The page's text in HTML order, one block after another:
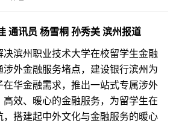
通讯员 杨雪桐 孙秀美 滨州报道
滨州职业技术大学在校留学生金融
涉外金融服务堵点，建设银行滨州为
在华金融需求，推出一站式专属涉外
效、暖心的金融服务，为留学生在
，搭建起中外文化与金融服务的暖心